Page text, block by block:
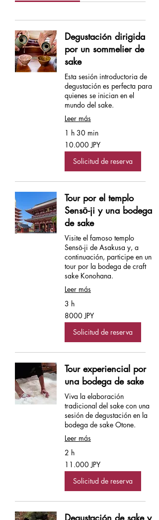
Degustación dirigida
por un sommelier de
sake
Esta sesión introductoria de
degustación es perfecta para
quienes se inician en el
mundo del sake.
Leer más
1 h 30 min
10.000
yenes
japoneses
10.000 JPY
Solicitud de reserva
Tour por el templo
Sensō-ji y una bodega
de sake
Visite el famoso templo
Sensō-ji de Asakusa y, a
continuación, participe en un
tour por la bodega de craft
sake Konohana.
Leer más
3 h
8000
yenes
japoneses
8000 JPY
Solicitud de reserva
Tour experiencial por
una bodega de sake
Viva la elaboración
tradicional del sake con una
sesión de degustación en la
bodega de sake Otone.
Leer más
2 h
11.000
yenes
japoneses
11.000 JPY
Solicitud de reserva
Degustación de sake y